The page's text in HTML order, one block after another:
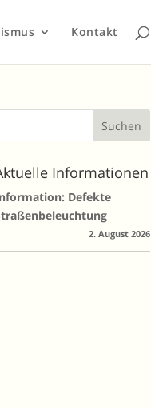
Kontakt
Informationen
Defekte
2. August 2026